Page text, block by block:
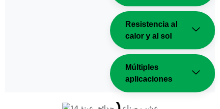
Resistencia al
calor y al sol
Múltiples
aplicaciones